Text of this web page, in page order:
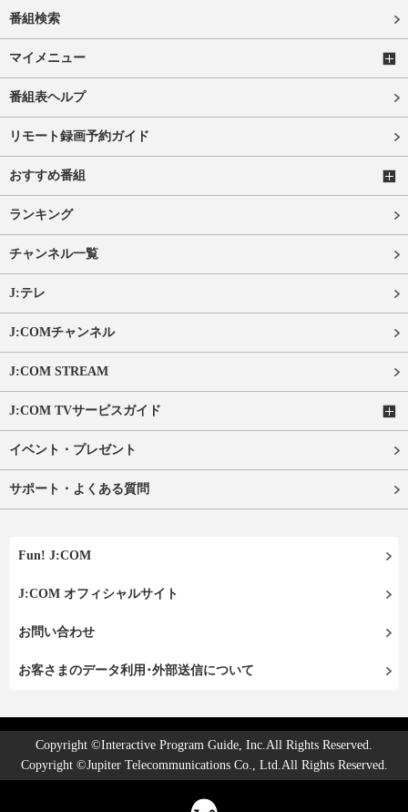
番組検索
マイメニュー
番組表ヘルプ
リモート録画予約ガイド
おすすめ番組
ランキング
チャンネル一覧
J:テレ
J:COMチャンネル
J:COM STREAM
J:COM TVサービスガイド
イベント・プレゼント
サポート・よくある質問
Fun! J:COM
J:COM オフィシャルサイト
お問い合わせ
お客さまのデータ利用･外部送信について
Copyright ©Interactive Program Guide, Inc.All Rights Reserved.
Copyright ©Jupiter Telecommunications Co., Ltd.All Rights Reserved.